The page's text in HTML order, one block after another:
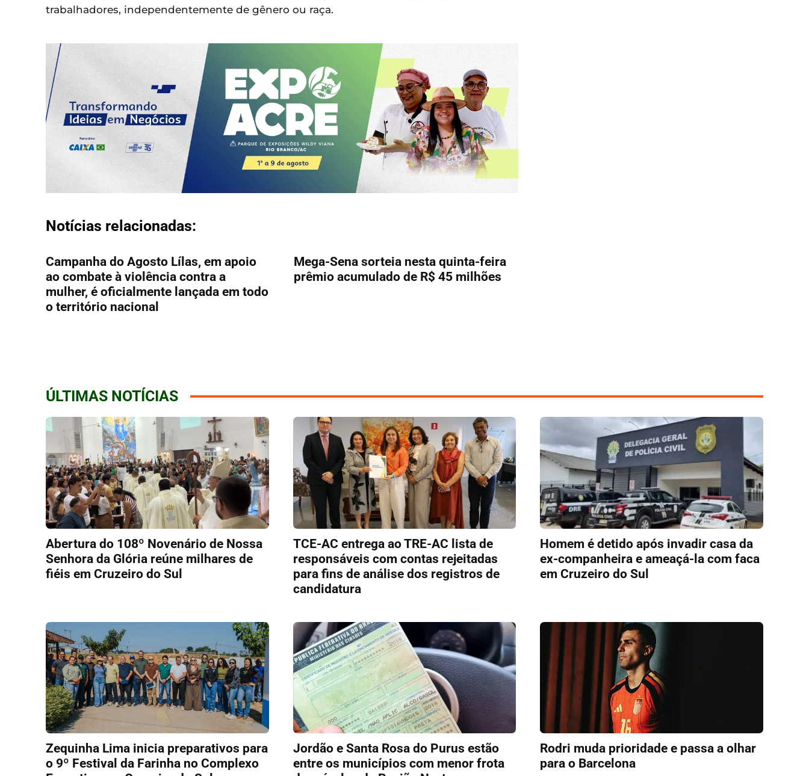
trabalhadores, independentemente de gênero ou raça.
Notícias relacionadas:
Campanha do Agosto Lílas, em apoio
ao combate à violência contra a
mulher, é oficialmente lançada em todo
o território nacional
Mega-Sena sorteia nesta quinta-feira
prêmio acumulado de R$ 45 milhões
ÚLTIMAS NOTÍCIAS
Abertura do 108º Novenário de Nossa
Senhora da Glória reúne milhares de
fiéis em Cruzeiro do Sul
TCE-AC entrega ao TRE-AC lista de
responsáveis com contas rejeitadas
para fins de análise dos registros de
candidatura
Homem é detido após invadir casa da
ex-companheira e ameaçá-la com faca
em Cruzeiro do Sul
Zequinha Lima inicia preparativos para
o 9º Festival da Farinha no Complexo
Jordão e Santa Rosa do Purus estão
entre os municípios com menor frota
Rodri muda prioridade e passa a olhar
para o Barcelona